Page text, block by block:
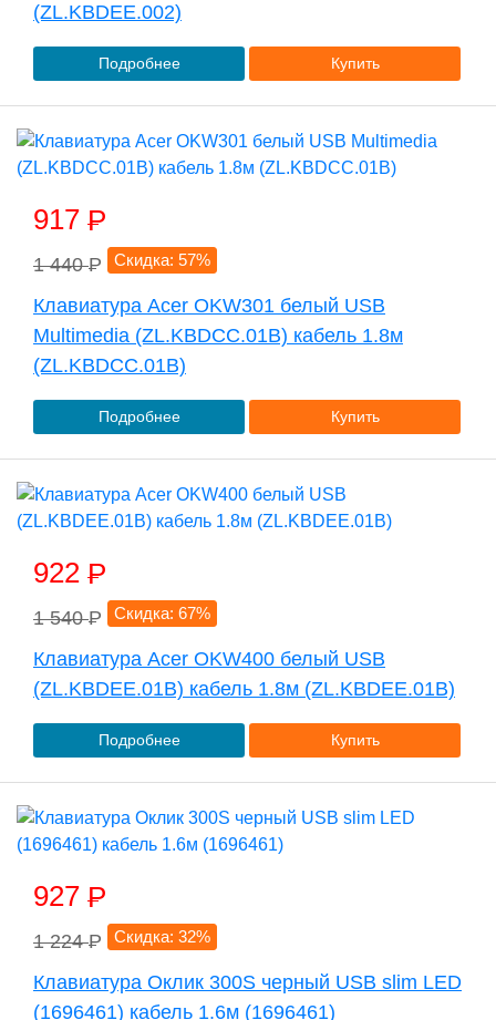
(ZL.KBDEE.002)
Подробнее Купить
917 P
1 440P Скидка: 57%
Клавиатура Acer OKW301 белый USB
Multimedia (ZL.KBDCC.01B) кабель 1.8м
(ZL.KBDCC.01B)
Подробнее Купить
922 P
1 540P Скидка: 67%
Клавиатура Acer OKW400 белый USB
(ZL.KBDEE.01B) кабель 1.8м (ZL.KBDEE.01B)
Подробнее Купить
927 P
1 224P Скидка: 32%
Клавиатура Оклик 300S черный USB slim LED
(1696461) кабель 1.6м (1696461)